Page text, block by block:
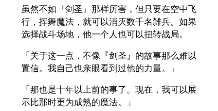
虽然不如『剑圣』那样厉害，但只要在空中飞
行，挥舞魔法，就可以消灭数千名雑兵。如果
选择战斗场地，他一个人也可以扭转战局。
「关于这一点，不像『剑圣』的故事那么难以
置信。我自己也亲眼看到过他的力量。」
「那也是十年以上前的事了。现在，我可以展
示比那时更为成熟的魔法。」